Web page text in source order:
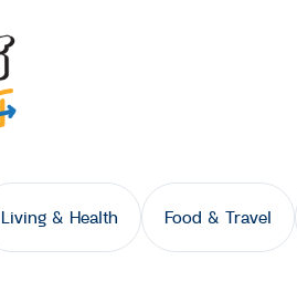
Living & Health Food & Travel